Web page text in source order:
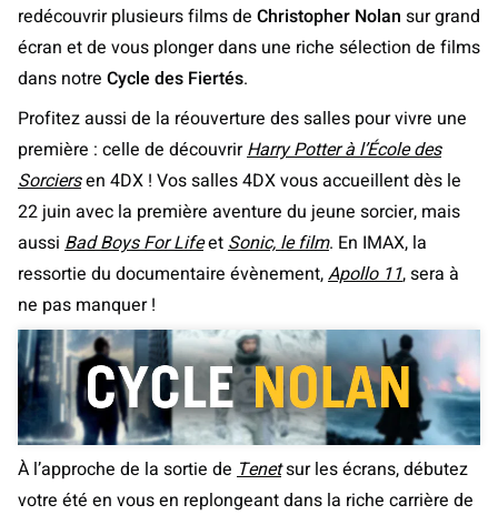
redécouvrir plusieurs films de Christopher Nolan sur grand
écran et de vous plonger dans une riche sélection de films
dans notre Cycle des Fiertés.
Profitez aussi de la réouverture des salles pour vivre une
première : celle de découvrirHarry Potter à l’École des
Sorciersen 4DX ! Vos salles 4DX vous accueillent dès le
22 juin avec la première aventure du jeune sorcier, mais
aussi Bad Boys For LifeetSonic, le film. En IMAX, la
ressortie du documentaire évènement,Apollo 11, sera à
ne pas manquer !
À l’approche de la sortie de Tenetsur les écrans, débutez
votre été en vous en replongeant dans la riche carrière de